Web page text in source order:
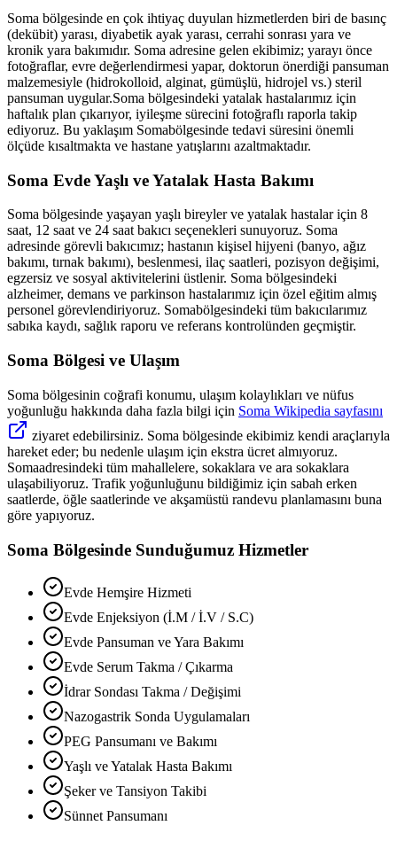
Soma bölgesinde en çok ihtiyaç duyulan hizmetlerden biri de basınç
(dekübit) yarası, diyabetik ayak yarası, cerrahi sonrası yara ve
kronik yara bakımıdır. Soma adresine gelen ekibimiz; yarayı önce
fotoğraflar, evre değerlendirmesi yapar, doktorun önerdiği pansuman
malzemesiyle (hidrokolloid, alginat, gümüşlü, hidrojel vs.) steril
pansuman uygular.Soma bölgesindeki yatalak hastalarımız için
haftalık plan çıkarıyor, iyileşme sürecini fotoğraflı raporla takip
ediyoruz. Bu yaklaşım Somabölgesinde tedavi süresini önemli
ölçüde kısaltmakta ve hastane yatışlarını azaltmaktadır.
Soma Evde Yaşlı ve Yatalak Hasta Bakımı
Soma bölgesinde yaşayan yaşlı bireyler ve yatalak hastalar için 8
saat, 12 saat ve 24 saat bakıcı seçenekleri sunuyoruz. Soma
adresinde görevli bakıcımız; hastanın kişisel hijyeni (banyo, ağız
bakımı, tırnak bakımı), beslenmesi, ilaç saatleri, pozisyon değişimi,
egzersiz ve sosyal aktivitelerini üstlenir. Soma bölgesindeki
alzheimer, demans ve parkinson hastalarımız için özel eğitim almış
personel görevlendiriyoruz. Somabölgesindeki tüm bakıcılarımız
sabıka kaydı, sağlık raporu ve referans kontrolünden geçmiştir.
Soma Bölgesi ve Ulaşım
Soma bölgesinin coğrafi konumu, ulaşım kolaylıkları ve nüfus
yoğunluğu hakkında daha fazla bilgi için Soma Wikipedia sayfasını
ziyaret edebilirsiniz. Soma bölgesinde ekibimiz kendi araçlarıyla
hareket eder; bu nedenle ulaşım için ekstra ücret almıyoruz.
Somaadresindeki tüm mahallelere, sokaklara ve ara sokaklara
ulaşabiliyoruz. Trafik yoğunluğunu bildiğimiz için sabah erken
saatlerde, öğle saatlerinde ve akşamüstü randevu planlamasını buna
göre yapıyoruz.
Soma Bölgesinde Sunduğumuz Hizmetler
Evde Hemşire Hizmeti
Evde Enjeksiyon (İ.M / İ.V / S.C)
Evde Pansuman ve Yara Bakımı
Evde Serum Takma / Çıkarma
İdrar Sondası Takma / Değişimi
Nazogastrik Sonda Uygulamaları
PEG Pansumanı ve Bakımı
Yaşlı ve Yatalak Hasta Bakımı
Şeker ve Tansiyon Takibi
Sünnet Pansumanı